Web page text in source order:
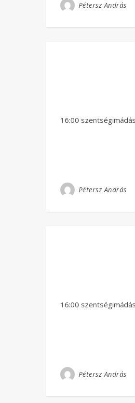
Pétersz András
16:00
Pétersz András
16:00
Pétersz András